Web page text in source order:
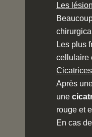
Les
Les plus
cellulaire
Après
une
rouge et
En cas